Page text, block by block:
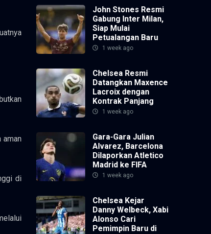
aman
di
John Stones Resmi
Gabung Inter Milan,
Siap Mulai
Petualangan Baru
1 week ago
Chelsea Resmi
Datangkan Maxence
Lacroix dengan
Kontrak Panjang
1 week ago
Gara-Gara Julian
Alvarez, Barcelona
Dilaporkan Atletico
Madrid ke FIFA
1 week ago
Chelsea Kejar
Danny Welbeck, Xabi
Alonso Cari
Pemimpin Baru di